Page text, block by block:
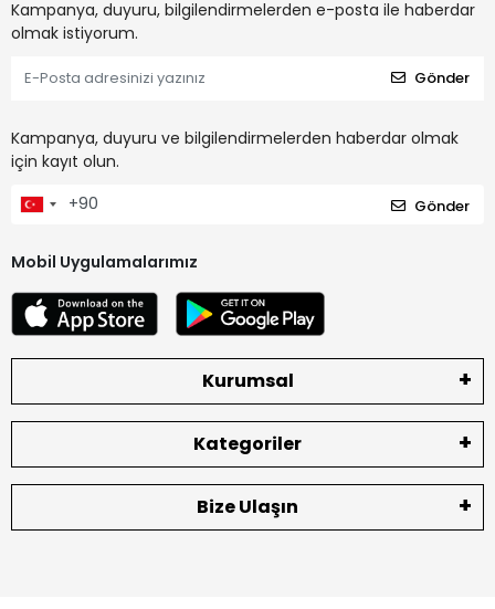
Kampanya, duyuru, bilgilendirmelerden e-posta ile haberdar
olmak istiyorum.
Gönder
Kampanya, duyuru ve bilgilendirmelerden haberdar olmak
için kayıt olun.
Gönder
Mobil Uygulamalarımız
Kurumsal
Kategoriler
Bize Ulaşın